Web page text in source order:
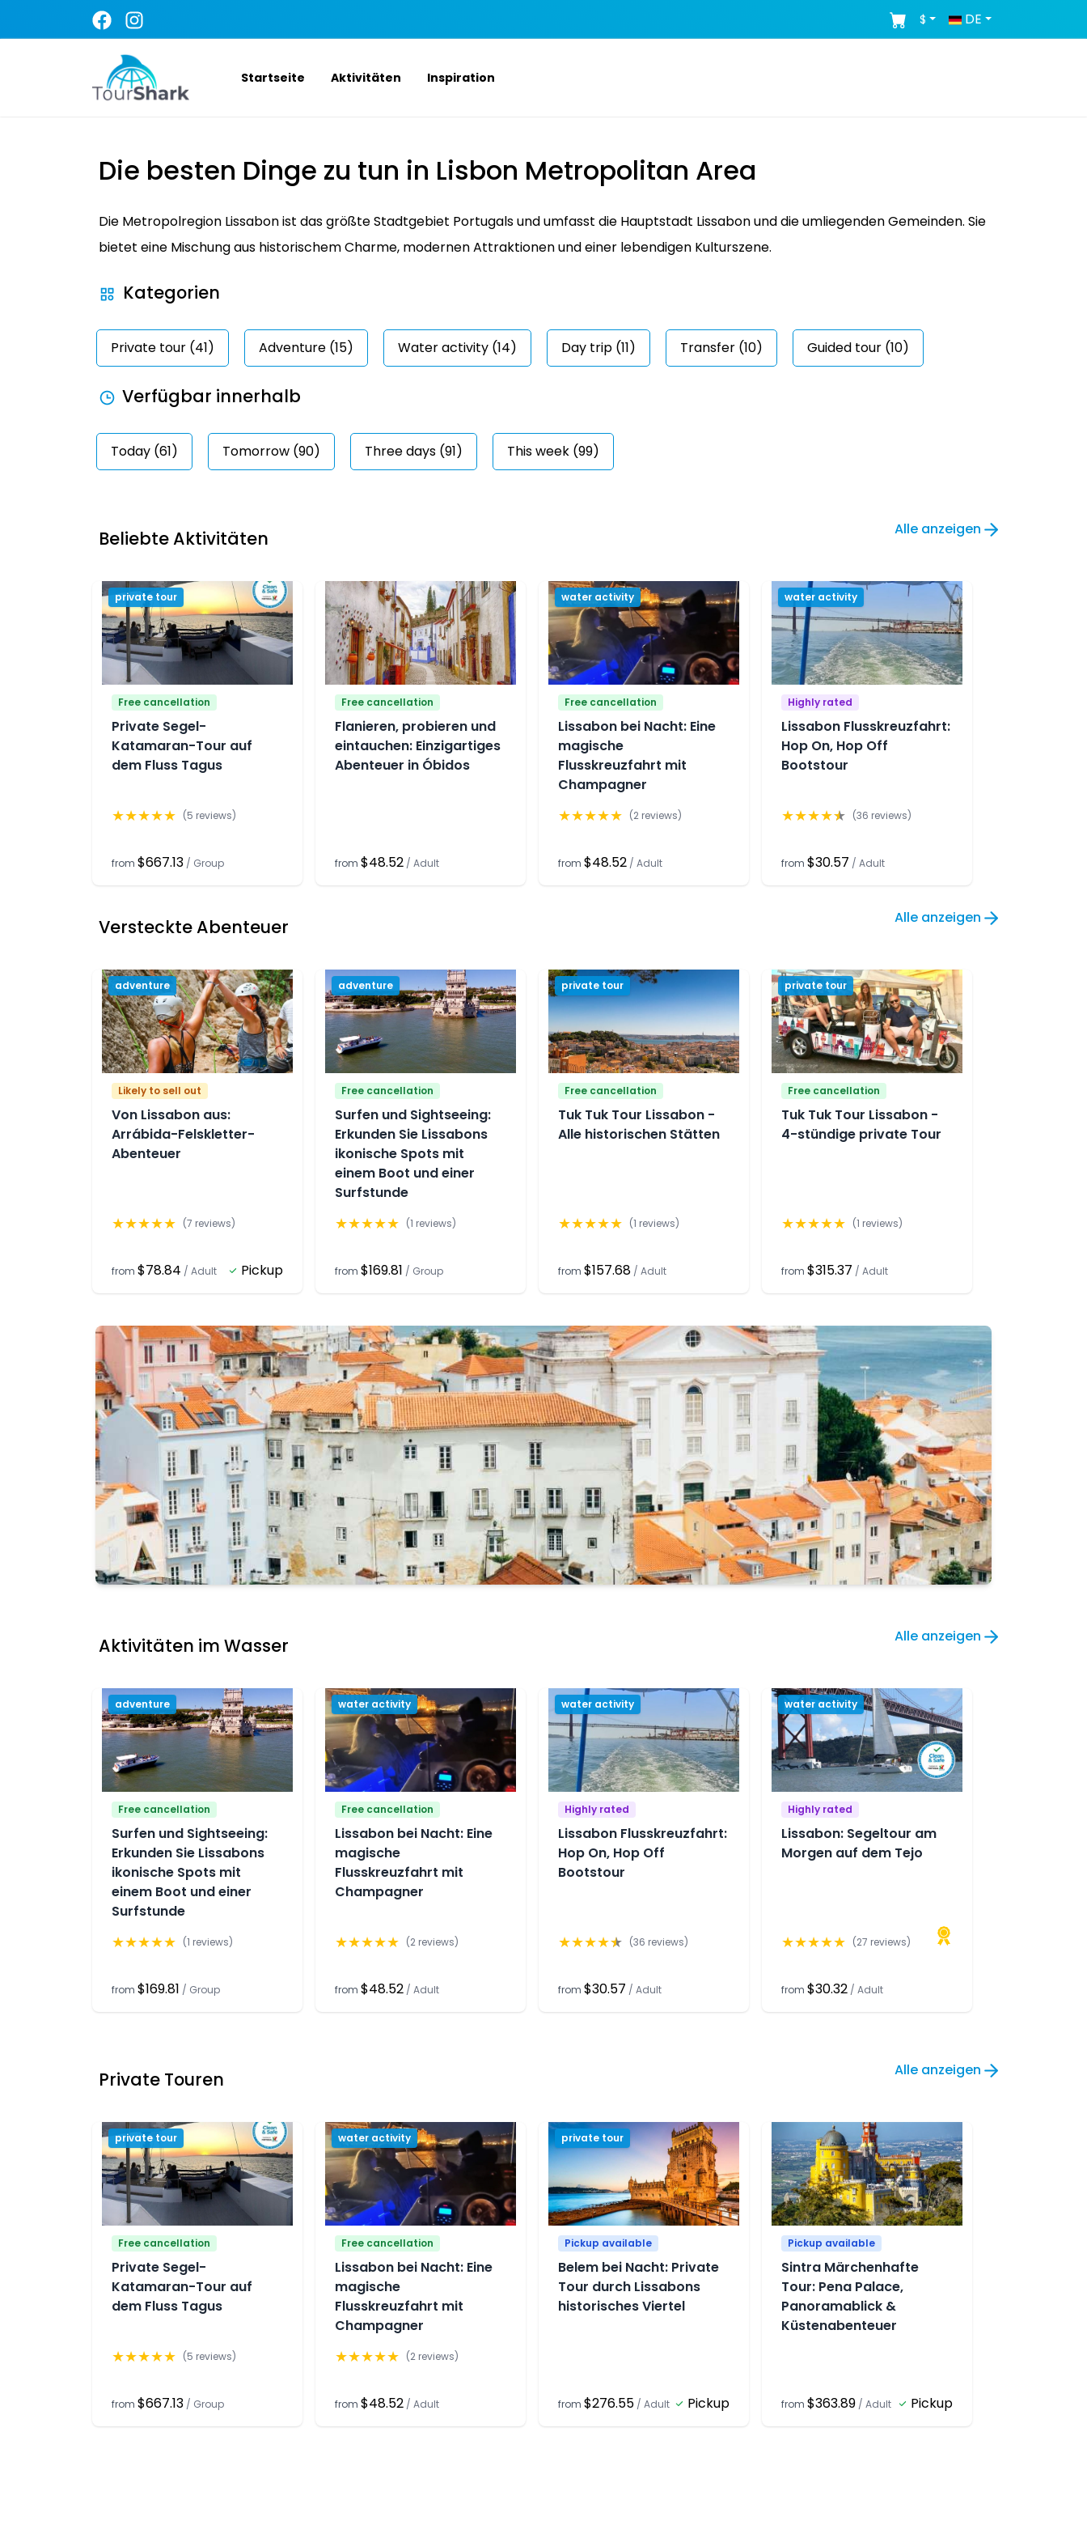
$ DE
Startseite Aktivitäten Inspiration
Die besten Dinge zu tun in Lisbon Metropolitan Area
Die Metropolregion Lissabon ist das größte Stadtgebiet Portugals und umfasst die Hauptstadt Lissabon und die umliegenden Gemeinden. Sie
bietet eine Mischung aus historischem Charme, modernen Attraktionen und einer lebendigen Kulturszene.
Kategorien
Private tour (41) Adventure (15) Water activity (14) Day trip (11) Transfer (10) Guided tour (10)
Verfügbar innerhalb
Today (61) Tomorrow (90) Three days (91) This week (99)
Beliebte Aktivitäten Alle anzeigen
private tour
Free cancellation
Private Segel-
Katamaran-Tour auf
dem Fluss Tagus
★★★★★ (5 reviews)
from $667.13 / Group
Free cancellation
Flanieren, probieren und
eintauchen: Einzigartiges
Abenteuer in Óbidos
from $48.52 / Adult
water activity
Free cancellation
Lissabon bei Nacht: Eine
magische
Flusskreuzfahrt mit
Champagner
★★★★★ (2 reviews)
from $48.52 / Adult
water activity
Highly rated
Lissabon Flusskreuzfahrt:
Hop On, Hop Off
Bootstour
★★★★★ (36 reviews)
from $30.57 / Adult
Versteckte Abenteuer Alle anzeigen
adventure
Likely to sell out
Von Lissabon aus:
Arrábida-Felskletter-
Abenteuer
★★★★★ (7 reviews)
from $78.84 / Adult Pickup
adventure
Free cancellation
Surfen und Sightseeing:
Erkunden Sie Lissabons
ikonische Spots mit
einem Boot und einer
Surfstunde
★★★★★ (1 reviews)
from $169.81 / Group
private tour
Free cancellation
Tuk Tuk Tour Lissabon -
Alle historischen Stätten
★★★★★ (1 reviews)
from $157.68 / Adult
private tour
Free cancellation
Tuk Tuk Tour Lissabon -
4-stündige private Tour
★★★★★ (1 reviews)
from $315.37 / Adult
Alle 99 Aktivitäten anzeigen
Aktivitäten anzeigen
Aktivitäten im Wasser Alle anzeigen
adventure
Free cancellation
Surfen und Sightseeing:
Erkunden Sie Lissabons
ikonische Spots mit
einem Boot und einer
Surfstunde
★★★★★ (1 reviews)
from $169.81 / Group
water activity
Free cancellation
Lissabon bei Nacht: Eine
magische
Flusskreuzfahrt mit
Champagner
★★★★★ (2 reviews)
from $48.52 / Adult
water activity
Highly rated
Lissabon Flusskreuzfahrt:
Hop On, Hop Off
Bootstour
★★★★★ (36 reviews)
from $30.57 / Adult
water activity
Highly rated
Lissabon: Segeltour am
Morgen auf dem Tejo
★★★★★ (27 reviews)
from $30.32 / Adult
Private Touren Alle anzeigen
private tour
Free cancellation
Private Segel-
Katamaran-Tour auf
dem Fluss Tagus
★★★★★ (5 reviews)
from $667.13 / Group
water activity
Free cancellation
Lissabon bei Nacht: Eine
magische
Flusskreuzfahrt mit
Champagner
★★★★★ (2 reviews)
from $48.52 / Adult
private tour
Pickup available
Belem bei Nacht: Private
Tour durch Lissabons
historisches Viertel
from $276.55 / Adult Pickup
Pickup available
Sintra Märchenhafte
Tour: Pena Palace,
Panoramablick &
Küstenabenteuer
from $363.89 / Adult Pickup